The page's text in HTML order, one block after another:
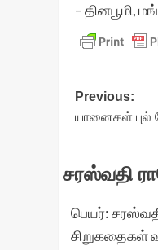
– தினபூமி,
Post
Previous:
யானைகள் புல்
சரஸ்வதி
பெயர்:
சிறுகதைகள்